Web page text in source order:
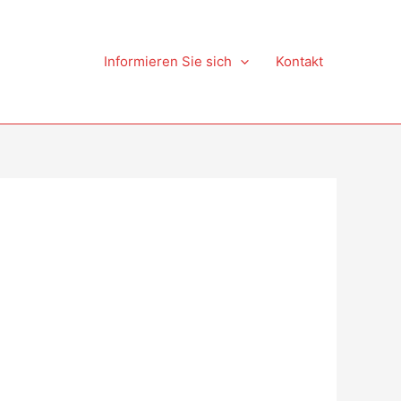
Informieren Sie sich Kontakt